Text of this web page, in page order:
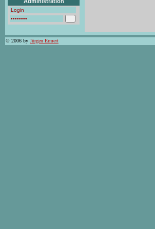
© 2006 by Jürgen Ermert